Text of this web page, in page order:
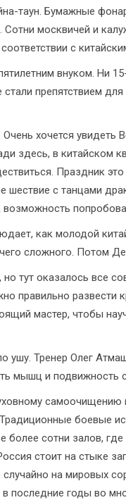
таун. Бумажные
москвичей и
с
внуком. Ни
препятствием
хочется увидеть
здесь, в китайском
Праздник
шествие с танцами
как молодой
сложного. Потом
тут оказалось все
правильно развести
мастер, чтобы
ушу. Тренер Олег
мышц и подвижность
боевые
более сотни залов,
стоит на стыке
на мировых
последние годы во